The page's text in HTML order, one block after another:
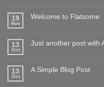
19
Nov
Welcome to Flatsome
13
Oct
Just another post with
13
Oct
A Simple Blog Post